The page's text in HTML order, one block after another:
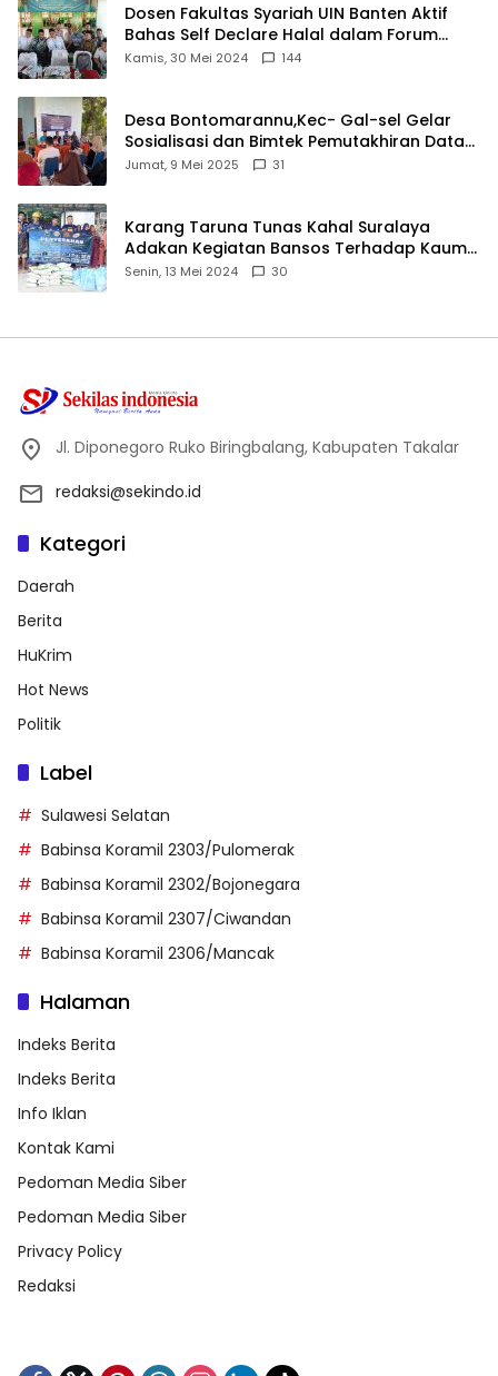
Dosen Fakultas Syariah UIN Banten Aktif
Bahas Self Declare Halal dalam Forum
Ijtima Ulama MUI
Kamis, 30 Mei 2024 144
Desa Bontomarannu,Kec- Gal-sel Gelar
Sosialisasi dan Bimtek Pemutakhiran Data
ID
Jumat, 9 Mei 2025 31
Karang Taruna Tunas Kahal Suralaya
Adakan Kegiatan Bansos Terhadap Kaum
Dhuafa dan Anak Yatim-Piatu
Senin, 13 Mei 2024 30
Jl. Diponegoro Ruko Biringbalang, Kabupaten Takalar
redaksi@sekindo.id
Kategori
Daerah
Berita
HuKrim
Hot News
Politik
Label
Sulawesi Selatan
Babinsa Koramil 2303/Pulomerak
Babinsa Koramil 2302/Bojonegara
Babinsa Koramil 2307/Ciwandan
Babinsa Koramil 2306/Mancak
Halaman
Indeks Berita
Indeks Berita
Info Iklan
Kontak Kami
Pedoman Media Siber
Pedoman Media Siber
Privacy Policy
Redaksi